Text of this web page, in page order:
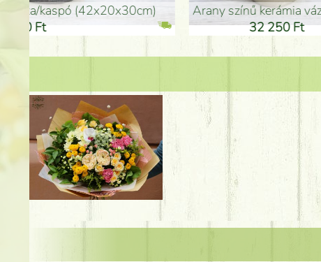
arany színű kerámia váza (40x26cm)
hosszú arany színű
46 250